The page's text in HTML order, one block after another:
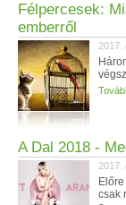
Félpercesek:
emberről
2017.
A Dal 2018 -
2017.
csak